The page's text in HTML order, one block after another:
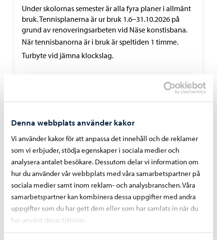
Denna webbplats använder kakor
Vi använder kakor för att anpassa det innehåll och de reklamer
som vi erbjuder, stödja egenskaper i sociala medier och
analysera antalet besökare. Dessutom delar vi information om
hur du använder vår webbplats med våra samarbetspartner på
sociala medier samt inom reklam- och analysbranschen. Våra
samarbetspartner kan kombinera dessa uppgifter med andra
uppgifter som du har gett dem eller som har samlats in när du
har använt deras tjänster.
Under skolornas semester är alla fyra planer i allmänt
bruk. Tennisplanerna är ur bruk 1.6–31.10.2026 på
grund av renoveringsarbeten vid Näse konstisbana.
När tennisbanorna är i bruk är speltiden 1 timme.
Turbyte vid jämna klockslag.